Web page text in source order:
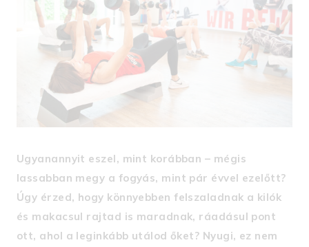
Ugyanannyit eszel, mint korábban – mégis
lassabban megy a fogyás, mint pár évvel ezelőtt?
Úgy érzed, hogy könnyebben felszaladnak a kilók
és makacsul rajtad is maradnak, ráadásul pont
ott, ahol a leginkább utálod őket? Nyugi, ez nem